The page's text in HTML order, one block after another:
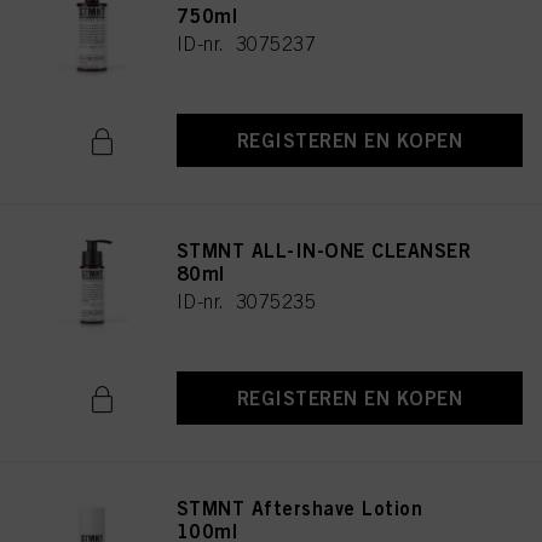
750ml
ID-nr. 3075237
REGISTEREN EN KOPEN
STMNT ALL-IN-ONE CLEANSER
80ml
ID-nr. 3075235
REGISTEREN EN KOPEN
STMNT Aftershave Lotion
100ml